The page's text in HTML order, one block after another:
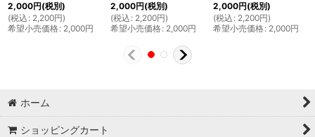
2,000円(税別)
(税込 : 2,200円)
希望小売価格: 2,000円
2,000円(税別)
(税込 : 2,200円)
希望小売価格: 2,000円
2,000円(税別)
(税込 : 2,200円)
希望小売価格: 2,000円
ホーム
ショッピングカート